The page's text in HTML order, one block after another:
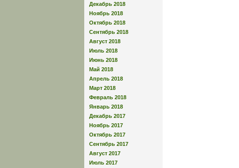
Декабрь 2018
Ноябрь 2018
Октябрь 2018
Сентябрь 2018
Август 2018
Июль 2018
Июнь 2018
Май 2018
Апрель 2018
Март 2018
Февраль 2018
Январь 2018
Декабрь 2017
Ноябрь 2017
Октябрь 2017
Сентябрь 2017
Август 2017
Июль 2017